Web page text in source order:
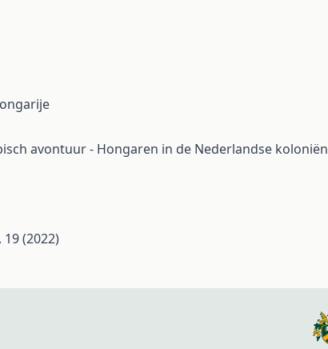
avontuur - Hongaren in de Nederlandse koloniën
(2022)